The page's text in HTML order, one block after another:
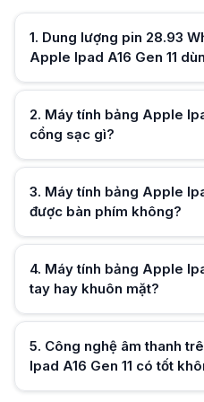
Máy tính bảng Apple Ipad A16 Gen
Máy tính bảng Apple Ipad A16 Gen
Máy sử dụng công nghệ Touch ID
Công nghệ âm thanh trên Máy tính
Máy trang bị loa hỗ trợ công nghệ
1. Dung lượng pin 28.93
Apple Ipad A16 Gen 11
2. Máy tính bảng Apple
cổng sạc gì?
3. Máy tính bảng Apple
được bàn phím không?
Hữu ích (0)
4. Máy tính bảng Apple
tay hay khuôn mặt?
Hữu ích (0)
5. Công nghệ âm thanh
Ipad A16 Gen 11 có tốt